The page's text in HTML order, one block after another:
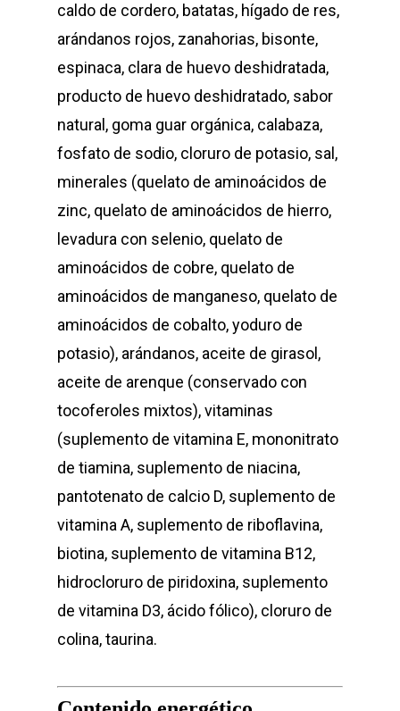
caldo de cordero, batatas, hígado de res,
arándanos rojos, zanahorias, bisonte,
espinaca, clara de huevo deshidratada,
producto de huevo deshidratado, sabor
natural, goma guar orgánica, calabaza,
fosfato de sodio, cloruro de potasio, sal,
minerales (quelato de aminoácidos de
zinc, quelato de aminoácidos de hierro,
levadura con selenio, quelato de
aminoácidos de cobre, quelato de
aminoácidos de manganeso, quelato de
aminoácidos de cobalto, yoduro de
potasio), arándanos, aceite de girasol,
aceite de arenque (conservado con
tocoferoles mixtos), vitaminas
(suplemento de vitamina E, mononitrato
de tiamina, suplemento de niacina,
pantotenato de calcio D, suplemento de
vitamina A, suplemento de riboflavina,
biotina, suplemento de vitamina B12,
hidrocloruro de piridoxina, suplemento
de vitamina D3, ácido fólico), cloruro de
colina, taurina.